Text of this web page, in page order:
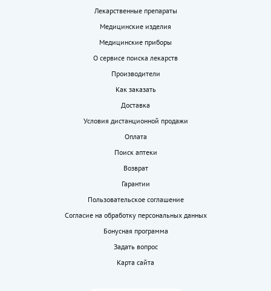
Лекарственные препараты
Медицинские изделия
Медицинские приборы
О сервисе поиска лекарств
Производители
Как заказать
Доставка
Условия дистанционной продажи
Оплата
Поиск аптеки
Возврат
Гарантии
Пользовательское соглашение
Согласие на обработку персональных данных
Бонусная программа
Задать вопрос
Карта сайта